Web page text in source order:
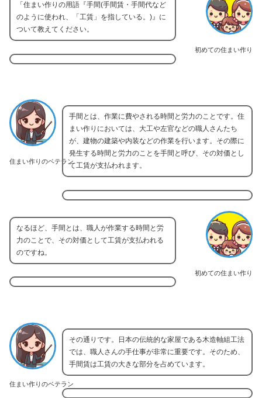
初めての住まい作り
「住まい作りの用語『手間(手間賃・手間代など
のように使われ、「工賃」を指している。)』に
ついて教えてください。
住まい作りのベテラン
手間とは、作業に費やされる時間と労力のことです。住
まい作りにおいては、大工や左官などの職人さんたち
が、建物の建築や内装などの作業を行います。その際に
発生する時間と労力のことを手間と呼び、その対価とし
て工賃が支払われます。
初めての住まい作り
なるほど、手間とは、職人が作業する時間と労
力のことで、その対価として工賃が支払われる
のですね。
住まい作りのベテラン
その通りです。日本の伝統的な家屋である木造軸組工法
では、職人さんの手仕事が非常に重要です。そのため、
手間賃は工賃の大きな部分を占めています。